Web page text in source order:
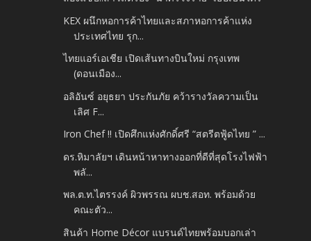
KEX ผนึกหอการค้าไทยและสภาหอการค้าแห่ง
ประเทศไทย รุก...
ไทยแอร์เอเชีย เปิดเส้นทางบินใหม่ กรุงเทพ
(ดอนเมือง...
อลิอันซ์ อยุธยา ประกันภัย คว้ารางวัลความเป็น
เลิศ F...
Iron Chef !! เปิดศึกแห่งศักดิ์ศรี “สตรีตฟู้ดไทย ” ...
ดร.หิมาลัยฯ เดินหน้าหาทางออกที่ดีที่สุดโรงไฟฟ้า
พลั...
พล.ต.ท.ไตรรงค์ ผิวพรรณ ผบช.สอท. พร้อมด้วย
คณะตัว...
สินค้า Home Décor แบรนด์ไทยพร้อมบอกเล่า